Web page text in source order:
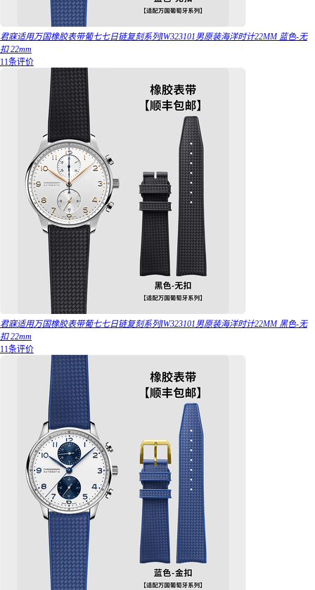
君寐适用万国橡胶表带葡七七日链复刻系列IW323101男原装海洋时计22MM 蓝色-无
扣 22mm
11条评价
君寐适用万国橡胶表带葡七七日链复刻系列IW323101男原装海洋时计22MM 黑色-无
扣 22mm
11条评价